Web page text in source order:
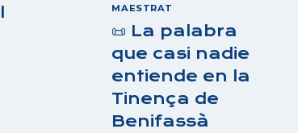
MAESTRAT
📜 La palabra
que casi nadie
entiende en la
Tinença de
Benifassà